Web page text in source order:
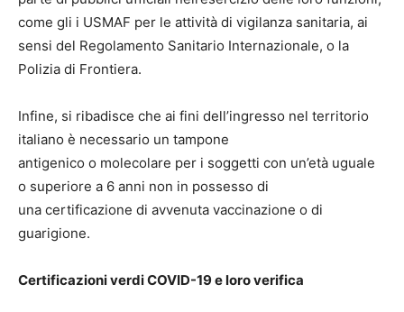
come gli i USMAF per le attività di vigilanza sanitaria, ai
sensi del Regolamento Sanitario Internazionale, o la
Polizia di Frontiera.
Infine, si ribadisce che ai fini dell’ingresso nel territorio
italiano è necessario un tampone
antigenico o molecolare per i soggetti con un’età uguale
o superiore a 6 anni non in possesso di
una certificazione di avvenuta vaccinazione o di
guarigione.
Certificazioni verdi COVID-19 e loro verifica